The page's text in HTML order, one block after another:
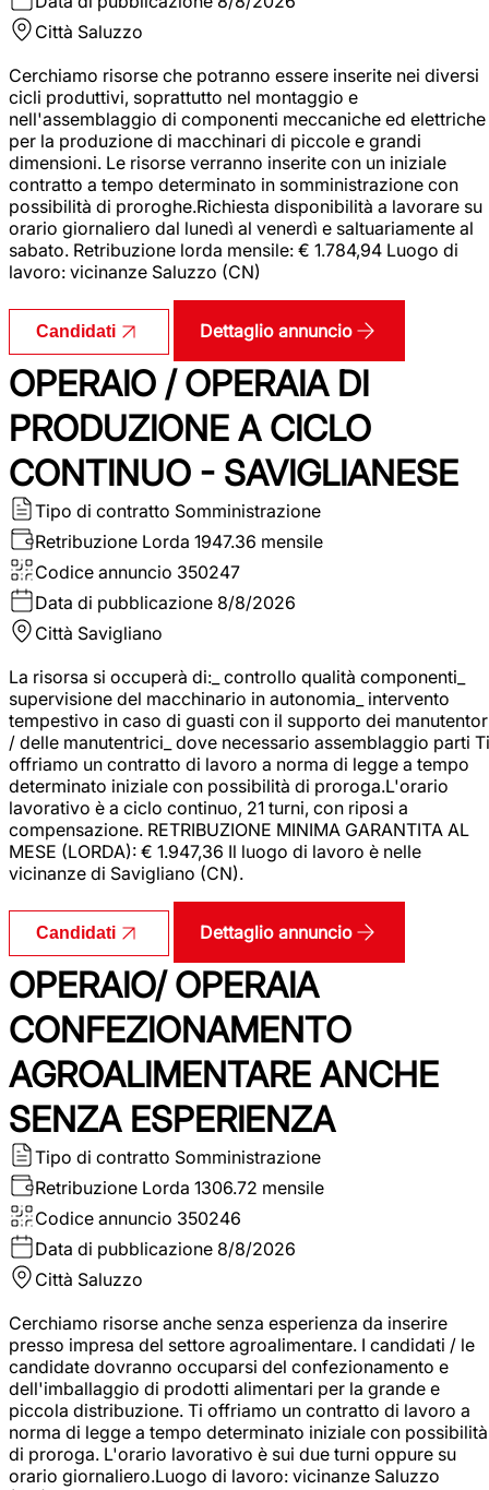
Città Saluzzo
Cerchiamo risorse che potranno essere inserite nei diversi
cicli produttivi, soprattutto nel montaggio e
nell'assemblaggio di componenti meccaniche ed elettriche
per la produzione di macchinari di piccole e grandi
dimensioni. Le risorse verranno inserite con un iniziale
contratto a tempo determinato in somministrazione con
possibilità di proroghe.Richiesta disponibilità a lavorare su
orario giornaliero dal lunedì al venerdì e saltuariamente al
sabato. Retribuzione lorda mensile: € 1.784,94 Luogo di
lavoro: vicinanze Saluzzo (CN)
Candidati Dettaglio annuncio
OPERAIO / OPERAIA DI
PRODUZIONE A CICLO
CONTINUO - SAVIGLIANESE
Tipo di contratto Somministrazione
Retribuzione Lorda 1947.36 mensile
Codice annuncio 350247
Data di pubblicazione 8/8/2026
Città Savigliano
La risorsa si occuperà di:_ controllo qualità componenti_
supervisione del macchinario in autonomia_ intervento
tempestivo in caso di guasti con il supporto dei
/ delle manutentrici_ dove necessario assemblaggio parti Ti
offriamo un contratto di lavoro a norma di legge a tempo
determinato iniziale con possibilità di proroga.L'orario
lavorativo è a ciclo continuo, 21 turni, con riposi a
compensazione. RETRIBUZIONE MINIMA GARANTITA AL
MESE (LORDA): € 1.947,36 Il luogo di lavoro è nelle
vicinanze di Savigliano (CN).
Candidati Dettaglio annuncio
OPERAIO/ OPERAIA
CONFEZIONAMENTO
AGROALIMENTARE ANCHE
SENZA ESPERIENZA
Tipo di contratto Somministrazione
Retribuzione Lorda 1306.72 mensile
Codice annuncio 350246
Data di pubblicazione 8/8/2026
Città Saluzzo
Cerchiamo risorse anche senza esperienza da inserire
presso impresa del settore agroalimentare. I candidati / le
candidate dovranno occuparsi del confezionamento e
dell'imballaggio di prodotti alimentari per la grande e
piccola distribuzione. Ti offriamo un contratto di lavoro a
norma di legge a tempo determinato iniziale con possibilità
di proroga. L'orario lavorativo è sui due turni oppure su
orario giornaliero.Luogo di lavoro: vicinanze Saluzzo